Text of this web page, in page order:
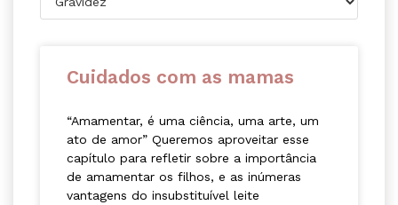
Cuidados com as mamas
“Amamentar, é uma ciência, uma arte, um
ato de amor” Queremos aproveitar esse
capítulo para refletir sobre a importância
de amamentar os filhos, e as inúmeras
vantagens do insubstituível leite